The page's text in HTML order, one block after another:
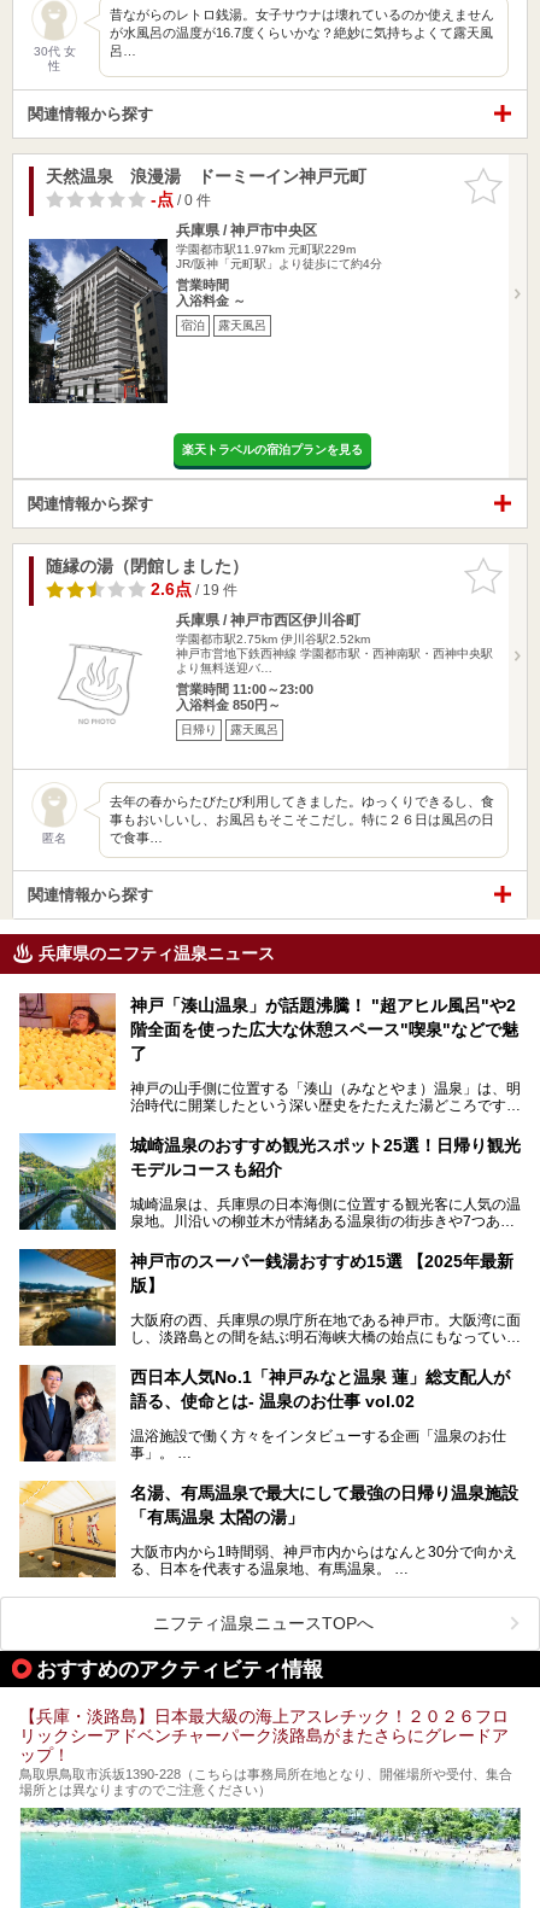
30代 女
性
昔ながらのレトロ銭湯。女子サウナは壊れているのか使えません
が水風呂の温度が16.7度くらいかな？絶妙に気持ちよくて露天風
呂…
関連情報から探す
お気に入
りに追加
天然温泉 浪漫湯 ドーミーイン神戸元町
-点/ 0 件
兵庫県 / 神戸市中央区
学園都市駅11.97km 元町駅229m
JR/阪神「元町駅」より徒歩にて約4分
営業時間
入浴料金 ～
宿泊 露天風呂
楽天トラベルの宿泊プランを見る
関連情報から探す
お気に入
りに追加
随縁の湯（閉館しました）
2.6点/ 19 件
兵庫県 / 神戸市西区伊川谷町
学園都市駅2.75km 伊川谷駅2.52km
神戸市営地下鉄西神線 学園都市駅・西神南駅・西神中央駅
より無料送迎バ…
営業時間 11:00～23:00
入浴料金 850円～
日帰り 露天風呂
匿名
去年の春からたびたび利用してきました。ゆっくりできるし、食
事もおいしいし、お風呂もそこそこだし。特に２６日は風呂の日
で食事…
関連情報から探す
兵庫県のニフティ温泉ニュース
神戸「湊山温泉」が話題沸騰！ "超アヒル風呂"や2
階全面を使った広大な休憩スペース"喫泉"などで魅
了
神戸の山手側に位置する「湊山（みなとやま）温泉」は、明
治時代に開業したという深い歴史をたたえた湯どころです。
っぱいに浮かぶアヒルちゃん。さらに、ゆったりくつろげて
コワーキングも可能な休憩スペースも人気に。斬新な企画や
設備で人々をアッと驚かせる湊山温泉の魅力をリポートしま
城崎温泉のおすすめ観光スポット25選！日帰り観光
モデルコースも紹介
城崎温泉は、兵庫県の日本海側に位置する観光客に人気の温
泉地。川沿いの柳並木が情緒ある温泉街の街歩きや7つある
られています。鉄道の駅から温泉街が近く、歩いて回るのに
ちょうどよい規模で、日帰りでの訪問にもおすすめです。
の観光スポットをピックアップ。温泉やご当地グルメなどを
盛り込んだ日帰り観光モデルコースも紹介しているので、ぜ
神戸市のスーパー銭湯おすすめ15選 【2025年最新
版】
大阪府の西、兵庫県の県庁所在地である神戸市。大阪湾に面
し、淡路島との間を結ぶ明石海峡大橋の始点にもなっていま
華街をはじめ、きらびやかに発展したハーバーランドなど、
人気観光スポットもめじろ押しです。
そして、温泉好きの視点から見ると、神戸市といえば何とい
湯です。そのお湯をリーズナブルに体験できる健康ランドや
スーパー銭湯があったら……。今回はそんな希望に沿う施設
きます！
西日本人気No.1「神戸みなと温泉 蓮」総支配人が
語る、使命とは- 温泉のお仕事 vol.02
温浴施設で働く方々をインタビューする企画「温泉のお仕
事」。
ング西日本1位、2年連続「ベストオブ宿泊賞」に輝いた
「神戸みなと温泉 蓮」の魅力に迫りました！
名湯、有馬温泉で最大にして最強の日帰り温泉施設
「有馬温泉 太閤の湯」
大阪市内から1時間弱、神戸市内からはなんと30分で向かえ
る、日本を代表する温泉地、有馬温泉。
有名な「金泉」と「銀泉」に加え、人工のの炭酸泉まで楽し
める、ある意味「最強」ともいえる施設です。
今回は自慢のお湯をメインにその魅力の数々を紹介します！
ニフティ温泉ニュースTOPへ
おすすめのアクティビティ情報
【兵庫・淡路島】日本最大級の海上アスレチック！２０２６フロ
リックシーアドベンチャーパーク淡路島がまたさらにグレードア
ップ！
鳥取県鳥取市浜坂1390‐228（こちらは事務局所在地となり、開催場所や受付、集合
場所とは異なりますのでご注意ください）